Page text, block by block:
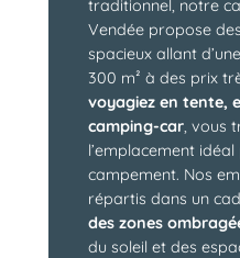
traditionnel, notre
Vendée propose des
spacieux allant
300 m² à des prix
voyagiez en tente,
camping-car, vous
l’emplacement
campement. Nos
répartis dans un
des zones
du soleil et des